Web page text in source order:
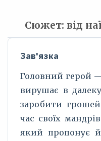
Сюжет: від
Зав'язка
Головний герой
вирушає в
заробити
час своїх
який пропонує